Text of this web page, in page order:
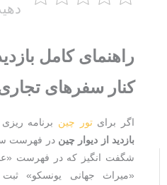
دهید
راهنمای کامل
کنار سفرهای تجاری
اگر برایتور چینبرنامه‌ ریزی
بازدید از دیوار چیندر فهرست سفر
شگفت ‌انگیز که در فهرست
«میراث جهانی یونسکو»